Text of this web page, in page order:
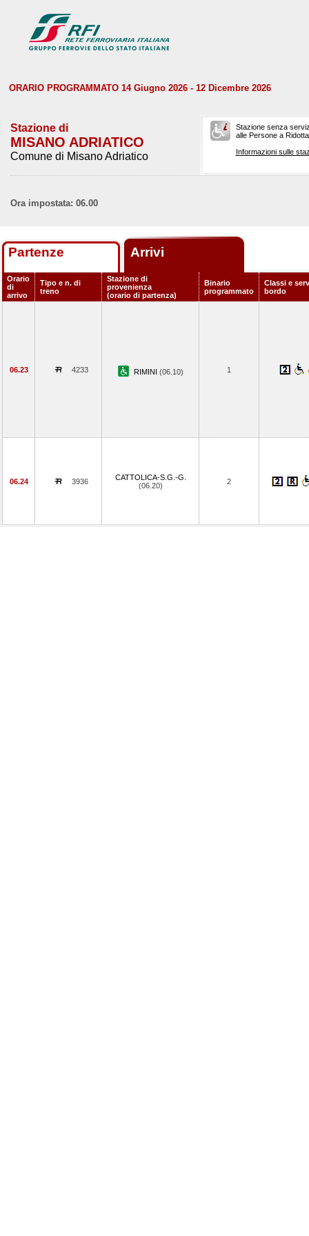
ORARIO PROGRAMMATO 14 Giugno 2026 - 12 Dicembre 2026
Stazione di
MISANO ADRIATICO
Comune di Misano Adriatico
Stazione senza
alle Persone a
Informazioni sulle
Ora impostata: 06.00
Partenze Arrivi
Orario
di
arrivo
Tipo e n. di
treno
Stazione di
provenienza
(orario di partenza)
Binario
programmato
Classi e
bordo
06.23 4233 RIMINI (06.10) 1
06.24 3936
CATTOLICA-S.G.-G.
(06.20)
2